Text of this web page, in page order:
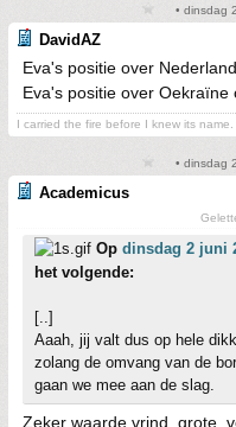
• dinsdag
DavidAZ
Eva's positie over
Eva's positie over Oekraïne
I carried the fire before I knew its name.
• dinsdag
Academicus
Op dinsdag 2 juni
het volgende:
[..]
Aaah, jij valt dus op hele
zolang de omvang van de
gaan we mee aan de slag.
Zeker waarde vrind, grote,